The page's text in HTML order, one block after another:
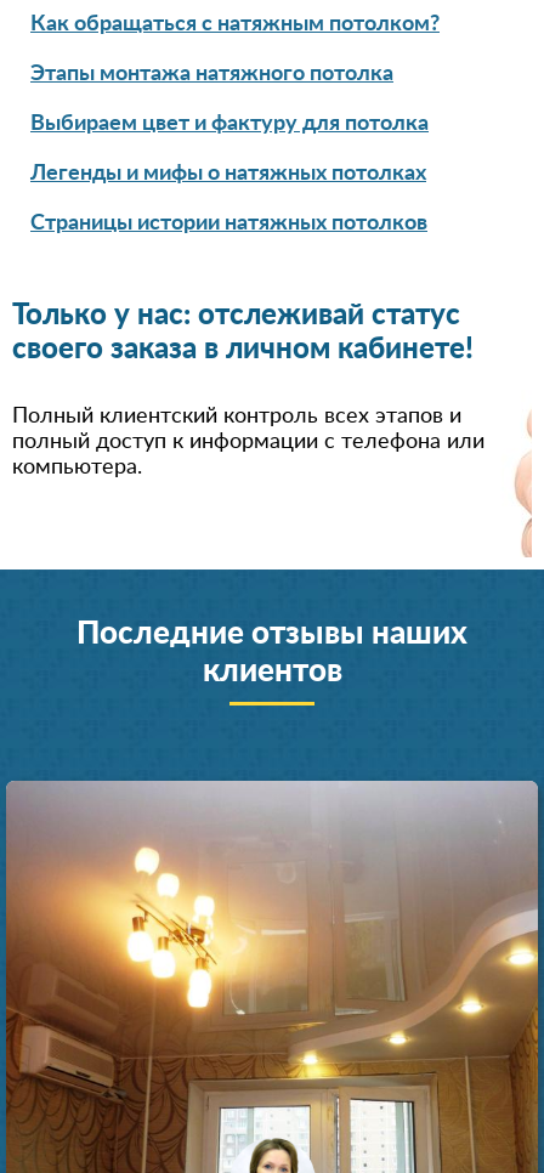
Как обращаться с натяжным потолком?
Этапы монтажа натяжного потолка
Выбираем цвет и фактуру для потолка
Легенды и мифы о натяжных потолках
Страницы истории натяжных потолков
Только у нас: отслеживай статус
своего заказа в личном кабинете!
Полный клиентский контроль всех этапов и
полный доступ к информации с телефона или
компьютера.
Последние отзывы наших
клиентов